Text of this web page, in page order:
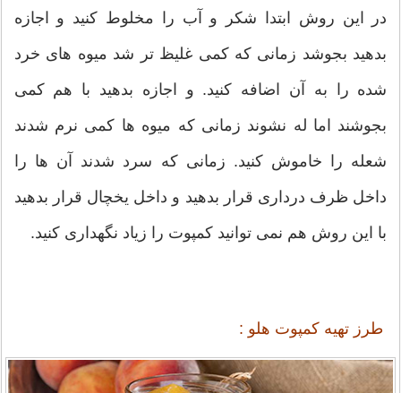
در این روش ابتدا شکر و آب را مخلوط کنید و اجازه
بدهید بجوشد زمانی که کمی غلیظ تر شد میوه های خرد
شده را به آن اضافه کنید. و اجازه بدهید با هم کمی
بجوشند اما له نشوند زمانی که میوه ها کمی نرم شدند
شعله را خاموش کنید. زمانی که سرد شدند آن ها را
داخل ظرف درداری قرار بدهید و داخل یخچال قرار بدهید
با این روش هم نمی توانید کمپوت را زیاد نگهداری کنید.
طرز تهیه کمپوت هلو :